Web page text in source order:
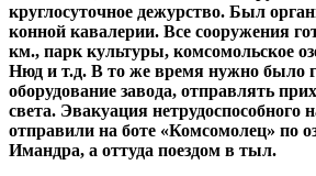
круглосуточное дежурство. Был
конной кавалерии. Все сооружения
км., парк культуры, комсомольское
Нюд и т.д. В то же время нужно было
оборудование завода, отправлять
света. Эвакуация нетрудоспособного
отправили на боте «Комсомолец» по
Имандра, а оттуда поездом в тыл.